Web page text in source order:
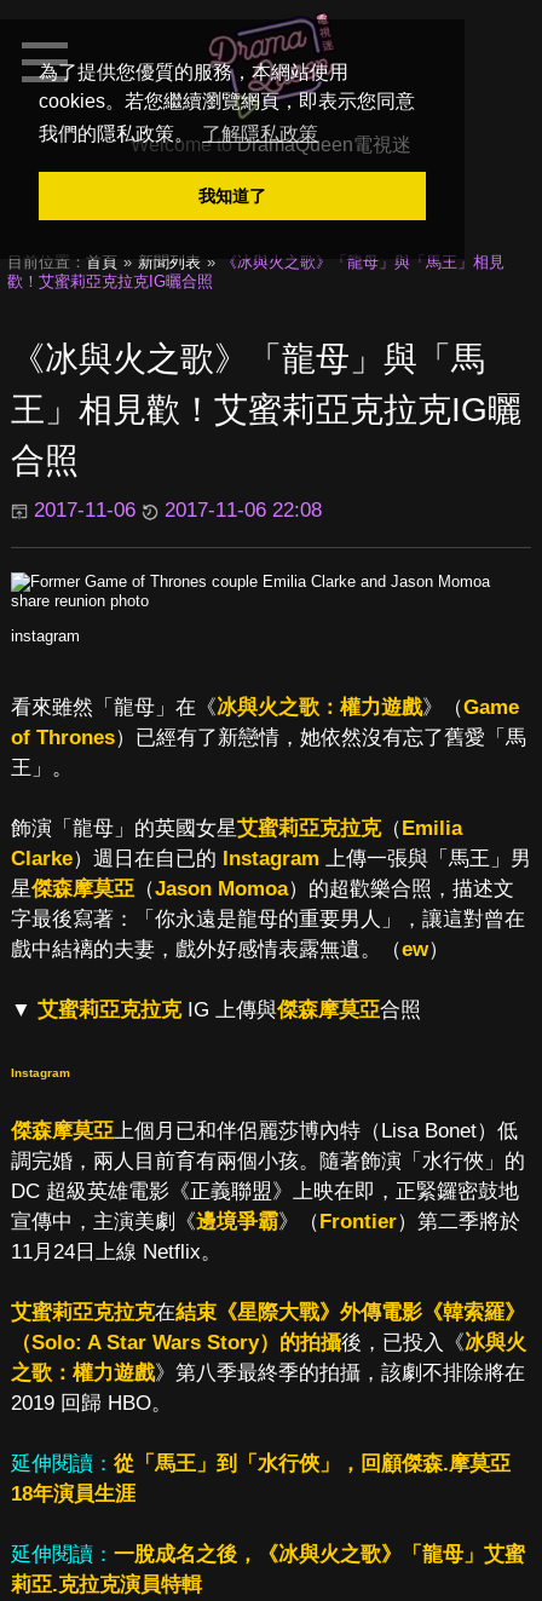
為了提供您優質的服務，本網站使用
cookies。若您繼續瀏覽網頁，即表示您同意
我們的隱私政策。
了解隱私政策
我知道了
Welcome toDramaQueen電視迷
目前位置： 首頁 新聞列表
《冰與火之歌》「龍母」與「馬王」相見
歡！艾蜜莉亞克拉克IG曬合照
《冰與火之歌》「龍母」與「馬
王」相見歡！艾蜜莉亞克拉克IG曬
合照
2017-11-06 2017-11-06 22:08
instagram
看來雖然「龍母」在《冰與火之歌：權力遊戲》（Game
of Thrones）已經有了新戀情，她依然沒有忘了舊愛「馬
王」。
飾演「龍母」的英國女星艾蜜莉亞克拉克（Emilia
Clarke）週日在自已的 Instagram 上傳一張與「馬王」男
星傑森摩莫亞（Jason Momoa）的超歡樂合照，描述文
字最後寫著：「你永遠是龍母的重要男人」，讓這對曾在
戲中結褵的夫妻，戲外好感情表露無遺。（ew）
▼ 艾蜜莉亞克拉克IG 上傳與傑森摩莫亞合照
Instagram
傑森摩莫亞上個月已和伴侶麗莎博內特（Lisa Bonet）低
調完婚，兩人目前育有兩個小孩。隨著飾演「水行俠」的
DC 超級英雄電影《正義聯盟》上映在即，正緊鑼密鼓地
宣傳中，主演美劇《邊境爭霸》（Frontier）第二季將於
11月24日上線 Netflix。
艾蜜莉亞克拉克在結束《星際大戰》外傳電影《韓索羅》
（Solo: A Star Wars Story）的拍攝後，已投入《冰與火
之歌：權力遊戲》第八季最終季的拍攝，該劇不排除將在
2019 回歸 HBO。
延伸閱讀： 從「馬王」到「水行俠」，回顧傑森.摩莫亞
18年演員生涯
延伸閱讀： 一脫成名之後，《冰與火之歌》「龍母」艾蜜
莉亞.克拉克演員特輯